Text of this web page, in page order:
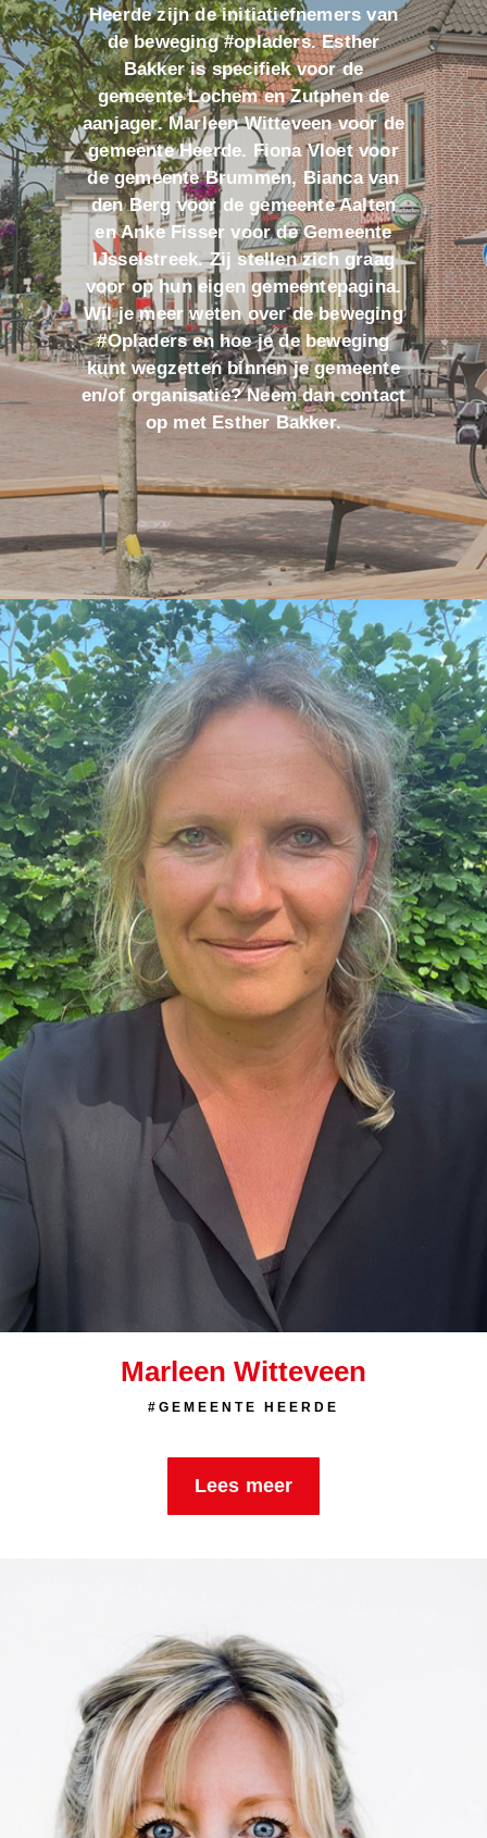
Heerde zijn de initiatiefnemers van
de beweging #opladers. Esther
Bakker is specifiek voor de
gemeente Lochem en Zutphen de
aanjager. Marleen Witteveen voor de
gemeente Heerde. Fiona Vloet voor
de gemeente Brummen, Bianca van
den Berg voor de gemeente Aalten
en Anke Fisser voor de Gemeente
IJsselstreek. Zij stellen zich graag
voor op hun eigen gemeentepagina.
Wil je meer weten over de beweging
#Opladers en hoe je de beweging
kunt wegzetten binnen je gemeente
en/of organisatie? Neem dan contact
op met Esther Bakker.
Marleen Witteveen
#GEMEENTE HEERDE
Lees meer